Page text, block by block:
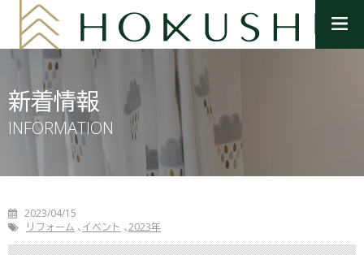
ニ
新着情報
INFORMATION
2023/04/15
リフォーム
イベント 2023年